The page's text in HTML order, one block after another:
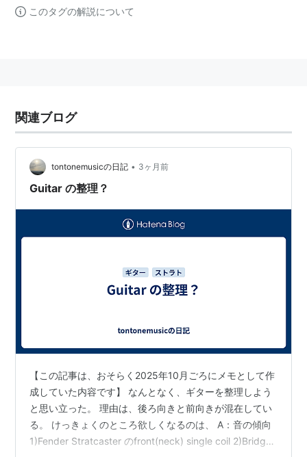
このタグの解説について
関連ブログ
tontonemusicの日記 • 3ヶ月前
Guitar の整理？
【この記事は、おそらく2025年10月ごろにメモとして作
成していた内容です】 なんとなく、ギターを整理しよう
と思い立った。 理由は、後ろ向きと前向きが混在してい
る。 けっきょくのところ欲しくなるのは、 A：音の傾向
1)Fender Stratcaster のfront(neck) single coil 2)Bridge